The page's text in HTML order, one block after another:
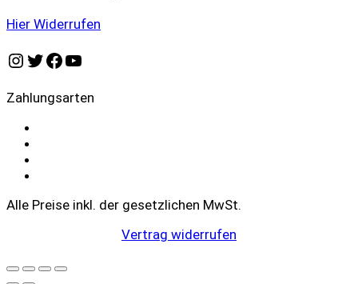
Hier Widerrufen
Instagram
Twitter
Facebook
YouTube
Zahlungsarten
Alle Preise inkl. der gesetzlichen MwSt.
Vertrag widerrufen